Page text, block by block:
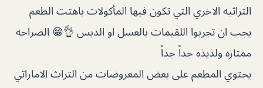
التراثيه الاخري التي تكون فيها المأكولات باهتت الطعم
يجب ان تجربوا اللقيمات بالعسل او الدبس 👌😁 الصراحه
ممتازه ولذيذه جداً جداً
يحتوي المطعم على بعض المعروضات من التراث الاماراتي